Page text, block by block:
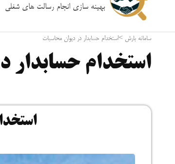
بهینه سازی انجام رسالت های شغلی
سامانه بارش >استخدام حسابدار در دیوان محاسبات
استخدام حسابدار